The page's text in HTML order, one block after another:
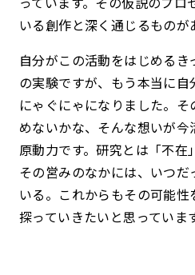
いる創作と深く通じるものが
自分がこの活動をはじめる
の実験ですが、もう本当に
にゃぐにゃになりました。
めないかな、そんな想いが
原動力です。研究とは「不在
その営みのなかには、いつだ
いる。これからもその可能
探っていきたいと思っていま